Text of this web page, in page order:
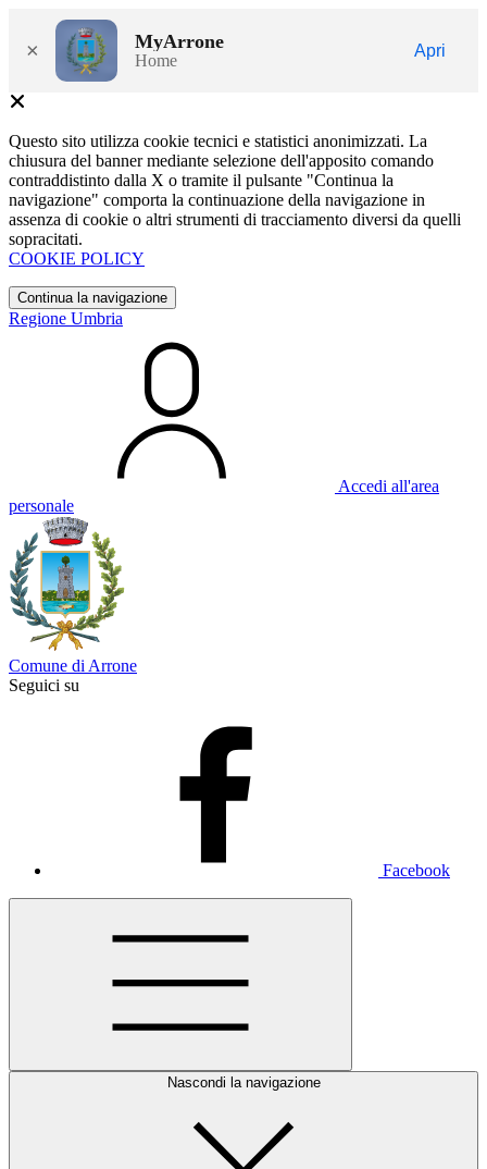
× MyArrone
Home
Apri
Questo sito utilizza cookie tecnici e statistici anonimizzati. La
chiusura del banner mediante selezione dell'apposito comando
contraddistinto dalla X o tramite il pulsante "Continua la
navigazione" comporta la continuazione della navigazione in
assenza di cookie o altri strumenti di tracciamento diversi da quelli
sopracitati.
COOKIE POLICY
Continua la navigazione
Regione Umbria
Accedi all'area
personale
Comune di Arrone
Seguici su
Facebook
Nascondi la navigazione